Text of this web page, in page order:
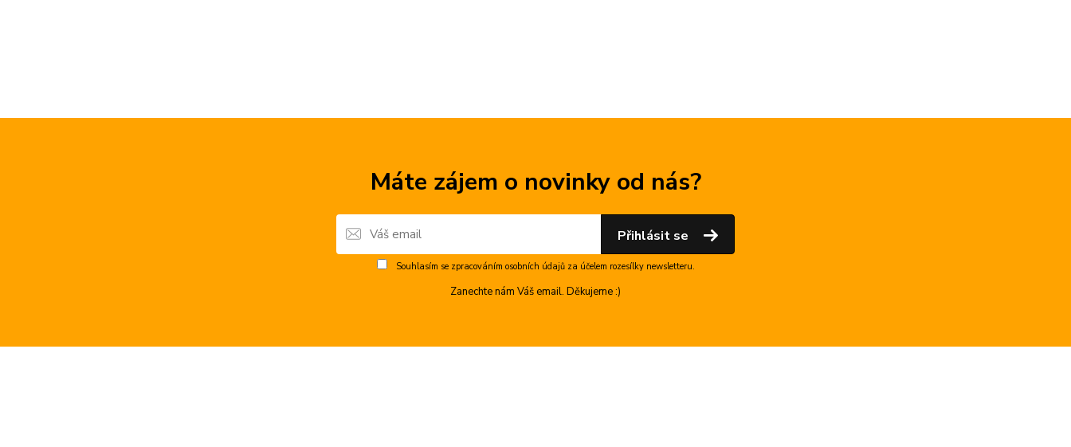
Máte zájem o novinky od nás?
Přihlásit se
Souhlasím se zpracováním osobních údajůza účelem rozesílky newsletteru.
Zanechte nám Váš email. Děkujeme :)